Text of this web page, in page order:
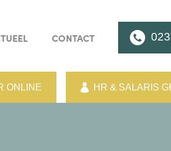
CONTACT
ONLINE HR & SALARIS